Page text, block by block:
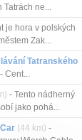
Tatrách ne...
je hora v polských
Zak...
Tatranského
- Cent...
- Tento nádherný
jako pohá...
(44 km) -